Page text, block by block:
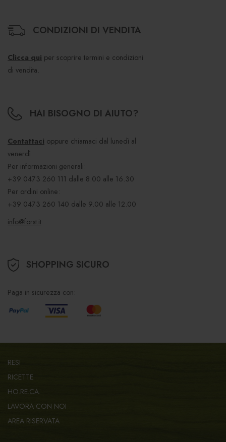
CONDIZIONI DI VENDITA
Clicca qui per scoprire termini e condizioni
di vendita.
HAI BISOGNO DI AIUTO?
Contattaci oppure chiamaci dal lunedì al
venerdì
Per informazioni generali:
+39 0473 260 111 dalle 8.00 alle 16.30
Per ordini online:
+39 0473 260 140 dalle 9.00 alle 12.00
info@forst.it
SHOPPING SICURO
Paga in sicurezza con:
RESI
RICETTE
HO.RE.CA.
LAVORA CON NOI
AREA RISERVATA